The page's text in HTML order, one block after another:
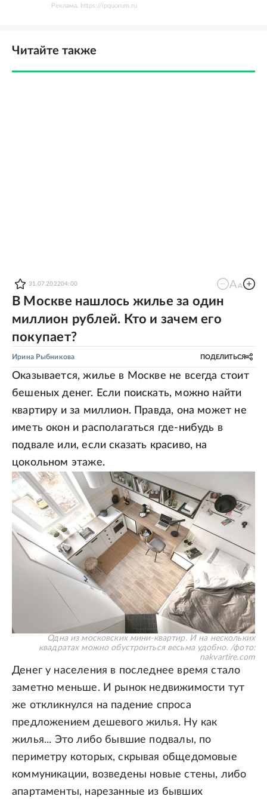
Реклама. https://ipquorum.ru
Читайте также
31.07.202204:00
В Москве нашлось жилье за один
миллион рублей. Кто и зачем его
покупает?
Ирина Рыбникова ПОДЕЛИТЬСЯ
Оказывается, жилье в Москве не всегда стоит
бешеных денег. Если поискать, можно найти
квартиру и за миллион. Правда, она может не
иметь окон и располагаться где-нибудь в
подвале или, если сказать красиво, на
цокольном этаже.
Одна из московских мини-квартир. И на нескольких
квадратах можно обустроиться весьма удобно. /фото:
nakvartire.com
Денег у населения в последнее время стало
заметно меньше. И рынок недвижимости тут
же откликнулся на падение спроса
предложением дешевого жилья. Ну как
жилья... Это либо бывшие подвалы, по
периметру которых, скрывая общедомовые
коммуникации, возведены новые стены, либо
апартаменты, нарезанные из бывших